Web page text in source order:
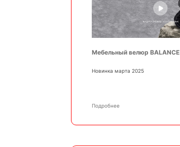
Мебельный велюр BALANCE
Новинка марта 2025
Подробнее